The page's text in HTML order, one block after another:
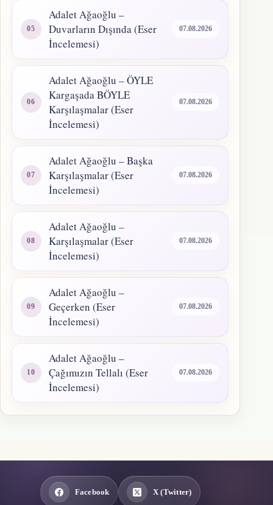
Adalet Ağaoğlu –
Duvarların Dışında (Eser
İncelemesi)
07.08.2026
Adalet Ağaoğlu – ÖYLE
Kargaşada BÖYLE
Karşılaşmalar (Eser
İncelemesi)
07.08.2026
Adalet Ağaoğlu – Başka
Karşılaşmalar (Eser
İncelemesi)
07.08.2026
Adalet Ağaoğlu –
Karşılaşmalar (Eser
İncelemesi)
07.08.2026
Adalet Ağaoğlu –
Geçerken (Eser
İncelemesi)
07.08.2026
Adalet Ağaoğlu –
Çağımızın Tellalı (Eser
İncelemesi)
07.08.2026
Facebook X (Twitter)